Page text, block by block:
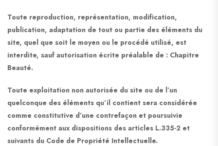
Toute reproduction, représentation, modification,
publication, adaptation de tout ou partie des éléments du
site, quel que soit le moyen ou le procédé utilisé, est
interdite, sauf autorisation écrite préalable de : Chapitre
Beauté.
Toute exploitation non autorisée du site ou de l’un
quelconque des éléments qu’il contient sera considérée
comme constitutive d’une contrefaçon et poursuivie
conformément aux dispositions des articles L.335-2 et
suivants du Code de Propriété Intellectuelle.